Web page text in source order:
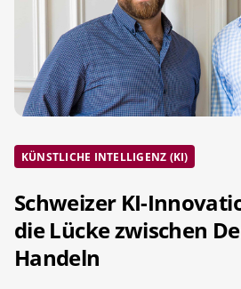
KÜNSTLICHE INTELLIGENZ (KI)
Schweizer KI-
die Lücke zwischen
Handeln